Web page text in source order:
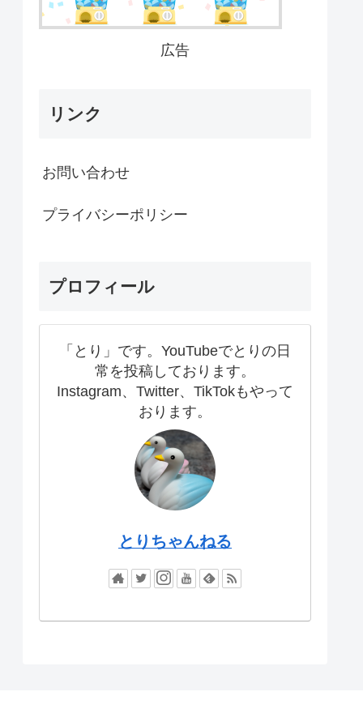
広告
リンク
お問い合わせ
プライバシーポリシー
プロフィール
「とり」です。YouTubeでとりの日
常を投稿しております。
Instagram、Twitter、TikTokもやって
おります。
とりちゃんねる